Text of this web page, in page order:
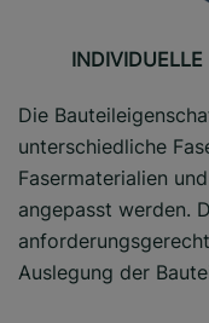
INDIVIDUELLE
Die
unterschiedliche
Fasermaterialien
angepasst werden.
Auslegung der